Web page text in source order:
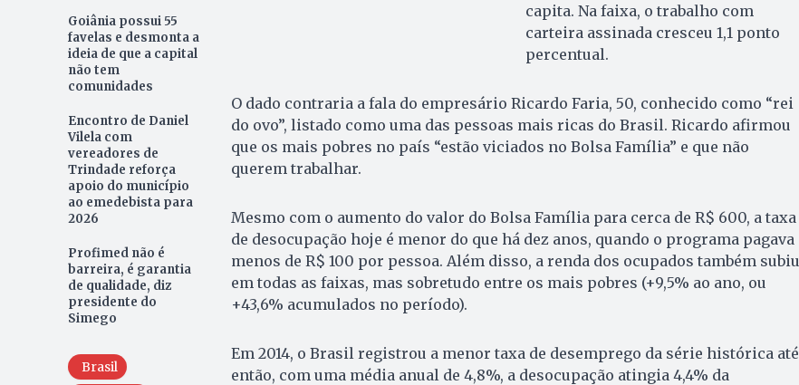
Goiânia possui 55
favelas e desmonta a
ideia de que a capital
não tem
comunidades
Encontro de Daniel
Vilela com
vereadores de
Trindade reforça
apoio do município
ao emedebista para
2026
Profimed não é
barreira, é garantia
de qualidade, diz
presidente do
Simego
Brasil
capita. Na faixa, o trabalho com
carteira assinada cresceu 1,1 ponto
percentual.
O dado contraria a fala do empresário Ricardo Faria, 50, conhecido como “rei
do ovo”, listado como uma das pessoas mais ricas do Brasil. Ricardo afirmou
que os mais pobres no país “estão viciados no Bolsa Família” e que não
querem trabalhar.
Mesmo com o aumento do valor do Bolsa Família para cerca de R$ 600, a taxa
de desocupação hoje é menor do que há dez anos, quando o programa pagava
menos de R$ 100 por pessoa. Além disso, a renda dos ocupados também subiu
em todas as faixas, mas sobretudo entre os mais pobres (+9,5% ao ano, ou
+43,6% acumulados no período).
Em 2014, o Brasil registrou a menor taxa de desemprego da série histórica até
então, com uma média anual de 4,8%, a desocupação atingia 4,4% da